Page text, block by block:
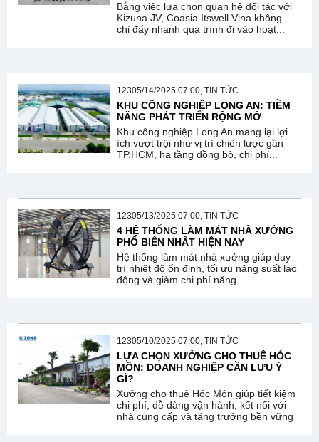
Bằng việc lựa chọn quan hệ đối tác với
Kizuna JV, Coasia Itswell Vina không
chỉ đẩy nhanh quá trình đi vào hoạt...
12305/14/2025 07:00, TIN TỨC
KHU CÔNG NGHIỆP LONG AN: TIỀM
NĂNG PHÁT TRIỂN RỘNG MỞ
Khu công nghiệp Long An mang lại lợi
ích vượt trội như vị trí chiến lược gần
TP.HCM, hạ tầng đồng bộ, chi phí...
12305/13/2025 07:00, TIN TỨC
4 HỆ THỐNG LÀM MÁT NHÀ XƯỞNG
PHỔ BIẾN NHẤT HIỆN NAY
Hệ thống làm mát nhà xưởng giúp duy
trì nhiệt độ ổn định, tối ưu năng suất lao
động và giảm chi phí năng...
12305/10/2025 07:00, TIN TỨC
LỰA CHỌN XƯỞNG CHO THUÊ HÓC
MÔN: DOANH NGHIỆP CẦN LƯU Ý
GÌ?
Xưởng cho thuê Hóc Môn giúp tiết kiệm
chi phí, dễ dàng vận hành, kết nối với
nhà cung cấp và tăng trưởng bền vững